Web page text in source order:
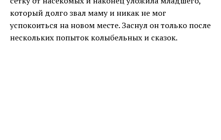
который долго звал маму и никак не мог
успокоиться на новом месте. Заснул он только после
нескольких попыток колыбельных и сказок.